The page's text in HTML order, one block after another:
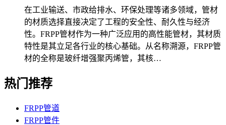
在工业输送、市政给排水、环保处理等诸多领域，管材
的材质选择直接决定了工程的安全性、耐久性与经济
性。FRPP管材作为一种广泛应用的高性能管材，其材质
特性是其立足各行业的核心基础。从名称溯源，FRPP管
材的全称是玻纤增强聚丙烯管，其核…
热门推荐
FRPP管道
FRPP管件